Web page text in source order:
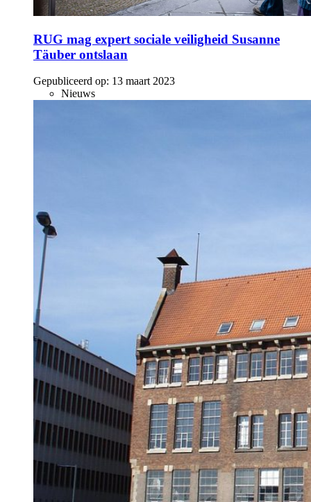
RUG mag expert sociale veiligheid Susanne
Täuber ontslaan
Gepubliceerd op: 13 maart 2023
Nieuws